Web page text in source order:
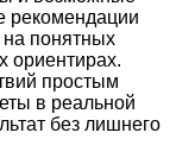
рекомендации
на понятных
ориентирах.
простым
в реальной
без лишнего